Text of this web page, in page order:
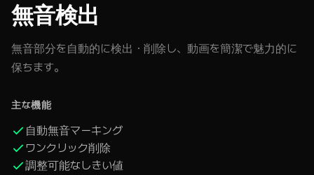
無音検出
無音部分を自動的に検出・削除し、動画を簡潔で魅力的に
保ちます。
主な機能
自動無音マーキング
ワンクリック削除
調整可能なしきい値